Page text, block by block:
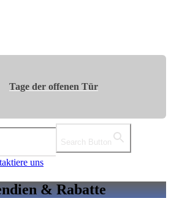
Tage der offenen Tür
Search Button
uns
& Rabatte